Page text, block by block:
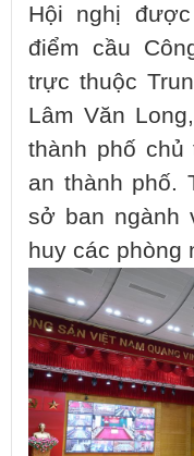
Hội nghị
điểm cầu
trực thuộc
Lâm Văn
thành phố
an thành phố.
sở ban ngành
huy các phòng